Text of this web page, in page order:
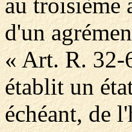
au troisième
d'un
« Art. R. 32-
établit un
échéant, de